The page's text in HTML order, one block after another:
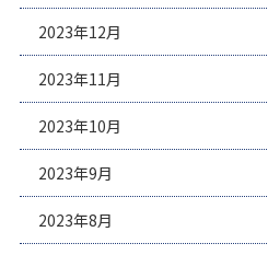
2023年12月
2023年11月
2023年10月
2023年9月
2023年8月